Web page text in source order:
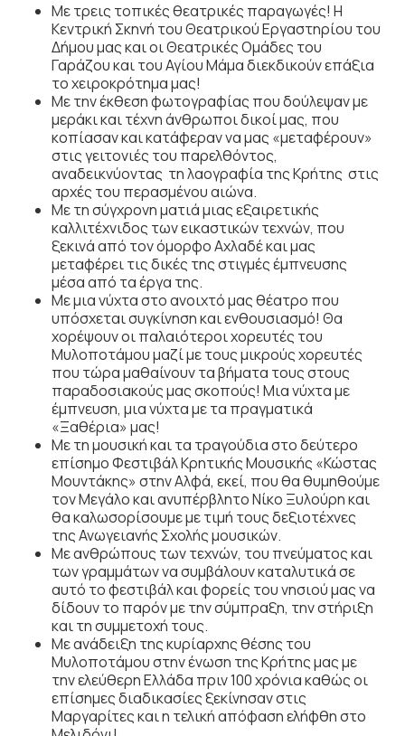
Με τρεις τοπικές θεατρικές παραγωγές! Η
Κεντρική Σκηνή του Θεατρικού Εργαστηρίου του
Δήμου μας και οι Θεατρικές Ομάδες του
Γαράζου και του Αγίου Μάμα διεκδικούν επάξια
το χειροκρότημα μας!
Με την έκθεση φωτογραφίας που δούλεψαν με
μεράκι και τέχνη άνθρωποι δικοί μας, που
κοπίασαν και κατάφεραν να μας «μεταφέρουν»
στις γειτονιές του παρελθόντος,
αναδεικνύοντας τη λαογραφία της Κρήτης στις
αρχές του περασμένου αιώνα.
Με τη σύγχρονη ματιά μιας εξαιρετικής
καλλιτέχνιδος των εικαστικών τεχνών, που
ξεκινά από τον όμορφο Αχλαδέ και μας
μεταφέρει τις δικές της στιγμές έμπνευσης
μέσα από τα έργα της.
Με μια νύχτα στο ανοιχτό μας θέατρο που
υπόσχεται συγκίνηση και ενθουσιασμό! Θα
χορέψουν οι παλαιότεροι χορευτές του
Μυλοποτάμου μαζί με τους μικρούς χορευτές
που τώρα μαθαίνουν τα βήματα τους στους
παραδοσιακούς μας σκοπούς! Μια νύχτα με
έμπνευση, μια νύχτα με τα πραγματικά
«Ξαθέρια» μας!
Με τη μουσική και τα τραγούδια στο δεύτερο
επίσημο Φεστιβάλ Κρητικής Μουσικής «Κώστας
Μουντάκης» στην Αλφά, εκεί, που θα θυμηθούμε
τον Μεγάλο και ανυπέρβλητο Νίκο Ξυλούρη και
θα καλωσορίσουμε με τιμή τους δεξιοτέχνες
της Ανωγειανής Σχολής μουσικών.
Με ανθρώπους των τεχνών, του πνεύματος και
των γραμμάτων να συμβάλουν καταλυτικά σε
αυτό το φεστιβάλ και φορείς του νησιού μας να
δίδουν το παρόν με την σύμπραξη, την στήριξη
και τη συμμετοχή τους.
Με ανάδειξη της κυρίαρχης θέσης του
Μυλοποτάμου στην ένωση της Κρήτης μας με
την ελεύθερη Ελλάδα πριν 100 χρόνια καθώς οι
επίσημες διαδικασίες ξεκίνησαν στις
Μαργαρίτες και η τελική απόφαση ελήφθη στο